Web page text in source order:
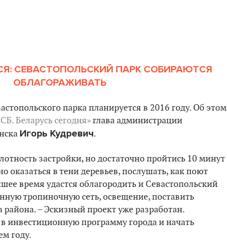
СЕВАСТОПОЛЬСКИЙ ПАРК СОБИРАЮТСЯ
ОБЛАГОРАЖИВАТЬ
парка планируется в 2016 году. Об этом
Беларусь сегодня»глава администрации
Игорь Кудревич.
застройки, но достаточно пройтись 10 минут
оказаться в тени деревьев, послушать, как поют
время удастся облагородить и Севастопольский
тропиночную сеть, освещение, поставить
района. – Эскизный проект уже разработан.
инвестиционную программу города и начать
году.